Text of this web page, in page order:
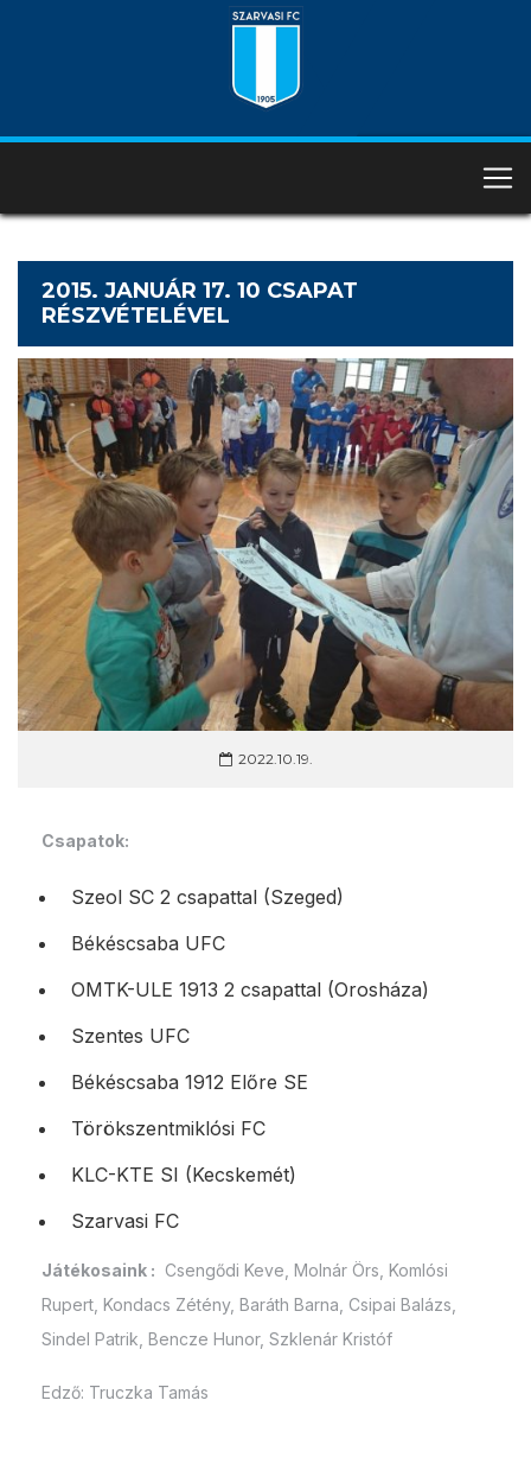
2015. JANUÁR 17. 10 CSAPAT
RÉSZVÉTELÉVEL
2022.10.19.
Csapatok:
Szeol SC 2 csapattal (Szeged)
Békéscsaba UFC
OMTK-ULE 1913 2 csapattal (Orosháza)
Szentes UFC
Békéscsaba 1912 Előre SE
Törökszentmiklósi FC
KLC-KTE SI (Kecskemét)
Szarvasi FC
Játékosaink : Csengődi Keve, Molnár Örs, Komlósi
Rupert, Kondacs Zétény, Baráth Barna, Csipai Balázs,
Sindel Patrik, Bencze Hunor, Szklenár Kristóf
Edző: Truczka Tamás